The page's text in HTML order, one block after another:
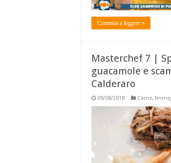
Continua a leggere »
Masterchef 7 |
guacamole e
Calderaro
09/08/2018 Carne,